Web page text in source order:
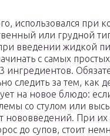
использовался при
или грудной
введении жидкой
с самых
ингредиентов.
следить за тем, как
на новое блюдо:
со стулом или
нововведений. При
до супов, стоит